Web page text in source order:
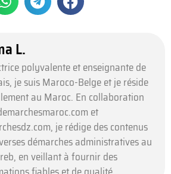
L.
polyvalente et enseignante de
je suis Maroco-Belge et je réside
au Maroc. En collaboration
et
je rédige des contenus
démarches administratives au
en veillant à fournir des